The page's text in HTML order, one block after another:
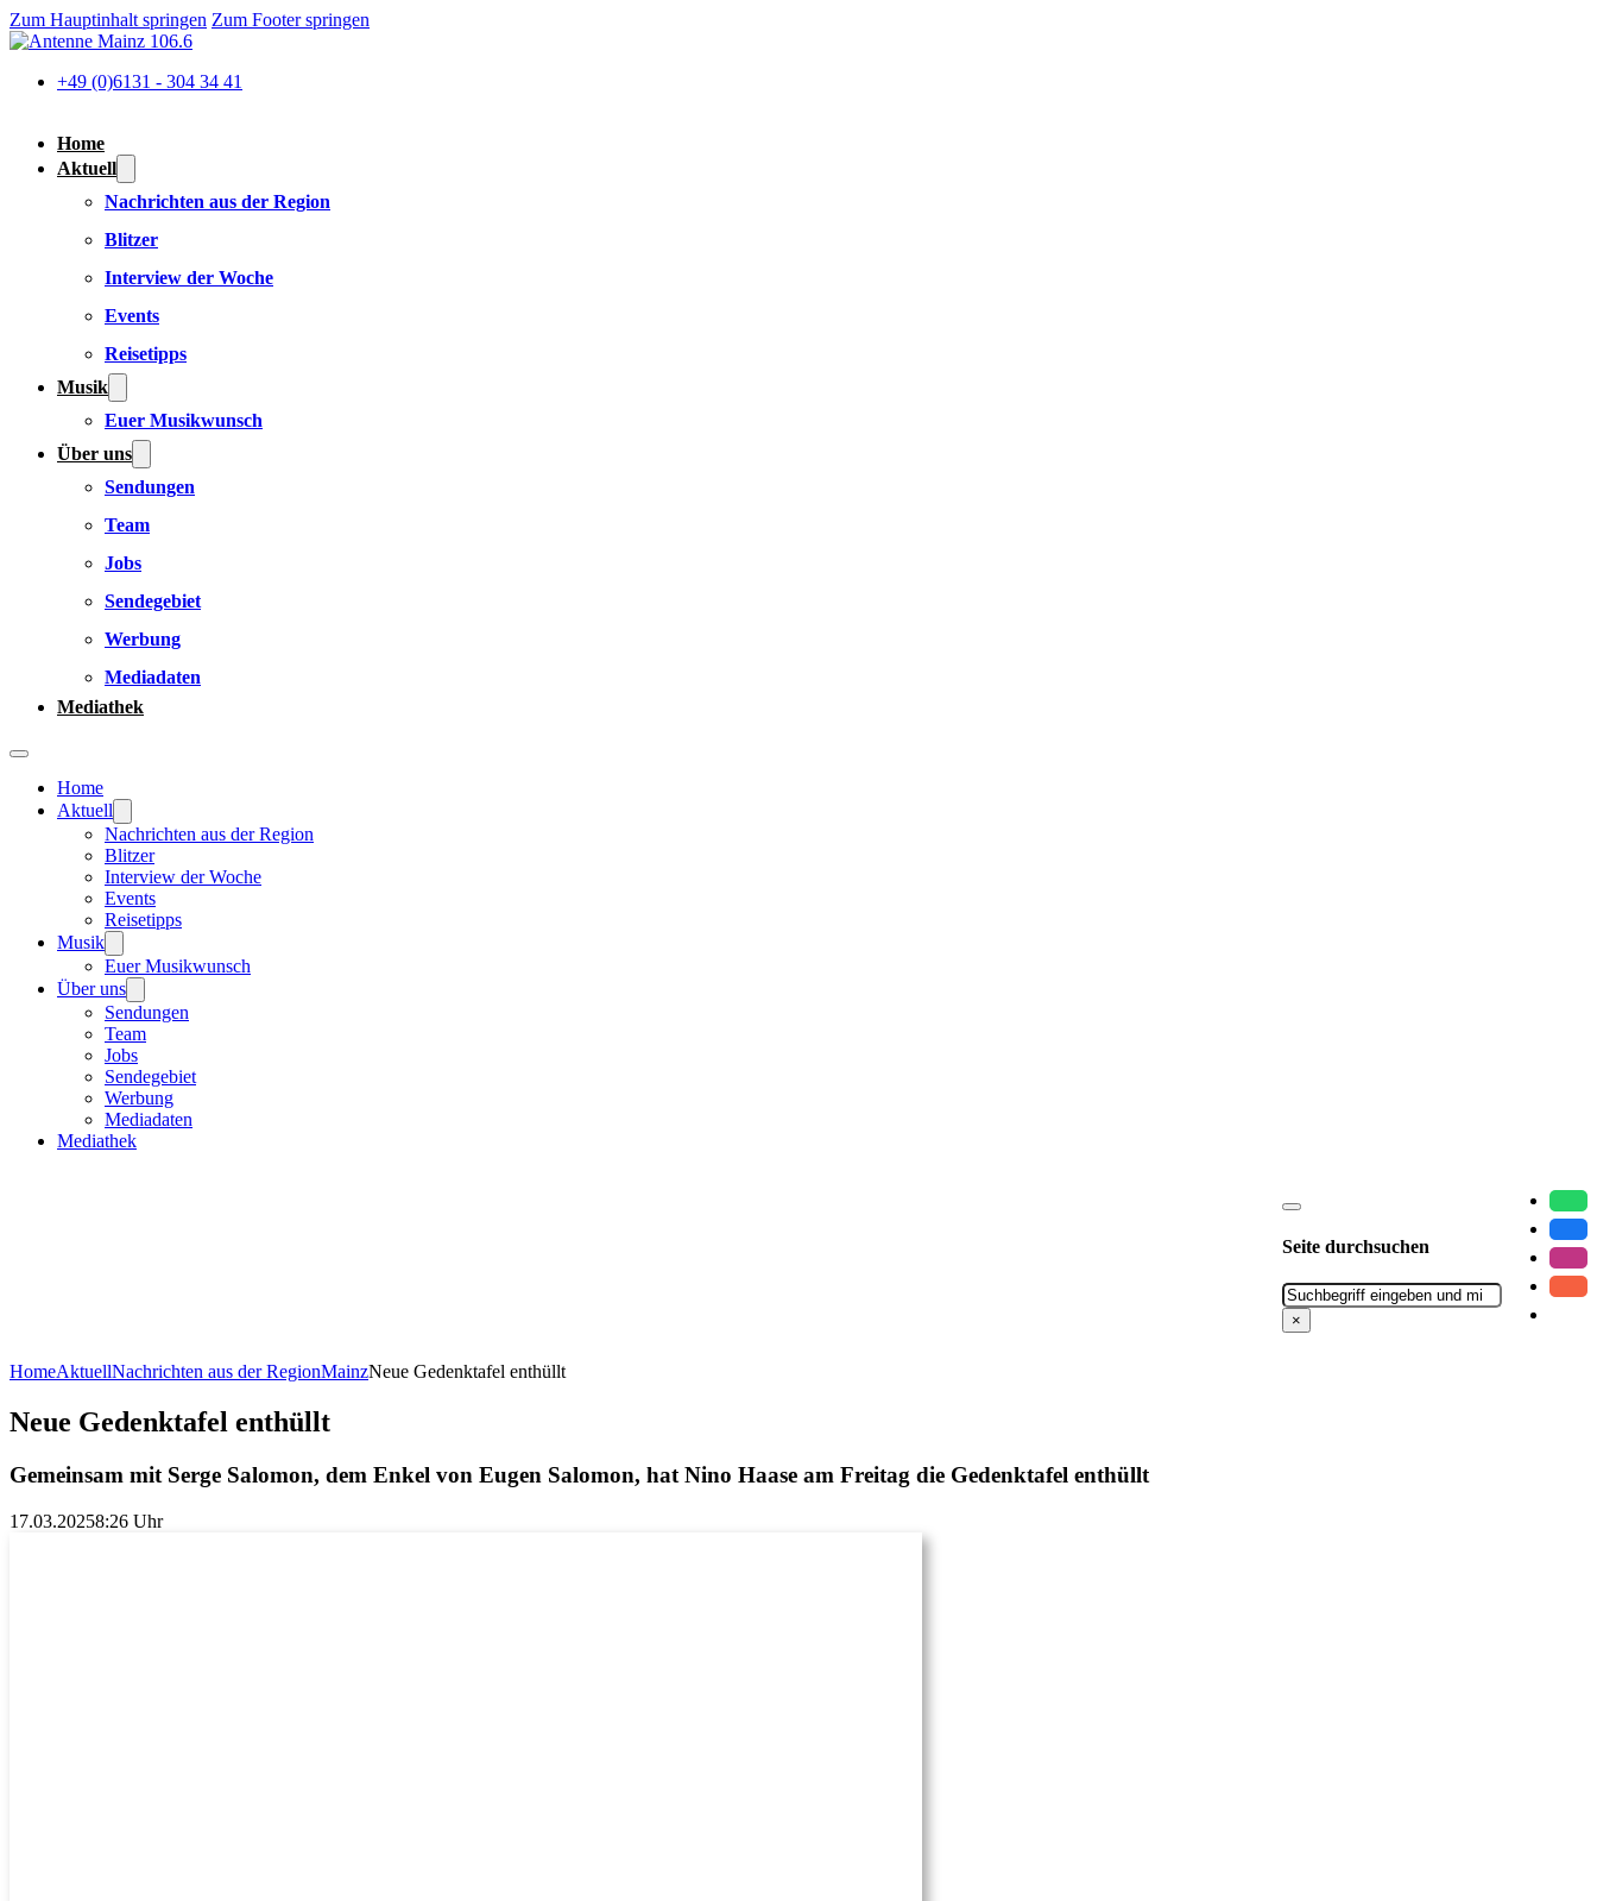
Zum Hauptinhalt springen Zum Footer springen
+49 (0)6131 - 304 34 41
Home
Aktuell
Nachrichten aus der Region
Blitzer
Interview der Woche
Events
Reisetipps
Musik
Euer Musikwunsch
Über uns
Sendungen
Team
Jobs
Sendegebiet
Werbung
Mediadaten
Mediathek
Home
Aktuell
Nachrichten aus der Region
Blitzer
Interview der Woche
Events
Reisetipps
Musik
Euer Musikwunsch
Über uns
Sendungen
Team
Jobs
Sendegebiet
Werbung
Mediadaten
Mediathek
Seite durchsuchen
Suchen
×
HomeAktuellNachrichten aus der RegionMainzNeue Gedenktafel enthüllt
Neue Gedenktafel enthüllt
Gemeinsam mit Serge Salomon, dem Enkel von Eugen Salomon, hat Nino Haase am Freitag die Gedenktafel enthüllt
17.03.20258:26 Uhr